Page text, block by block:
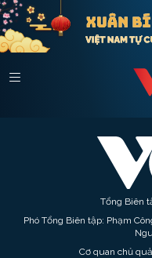
Tổng Biên
Phó Tổng Biên tập: Phạm
Cơ quan chủ